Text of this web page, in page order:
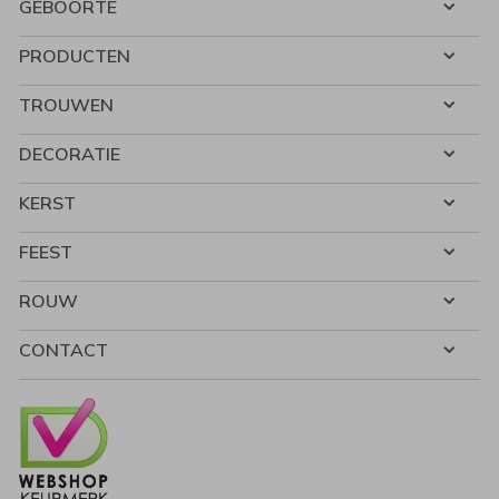
GEBOORTE
PRODUCTEN
TROUWEN
DECORATIE
KERST
FEEST
ROUW
CONTACT